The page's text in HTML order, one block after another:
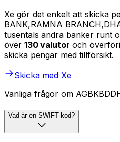
Xe gör det enkelt att skicka
BANK,RAMNA
tusentals andra banker runt
över 130 valutor och
skicka pengar med tillförsikt.
Skicka med Xe
Vanliga frågor om
Vad är en SWIFT-kod?